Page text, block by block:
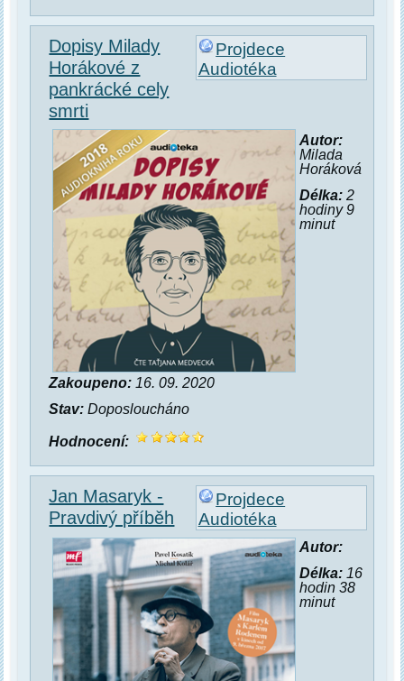
Projdece
Audiotéka
Dopisy Milady
Horákové z
pankrácké cely
smrti
Autor:
Milada
Horáková
Délka:2
hodiny 9
minut
Zakoupeno: 16. 09. 2020
Stav: Doposloucháno
Hodnocení:
Projdece
Audiotéka
Jan Masaryk -
Pravdivý příběh
Autor:
Délka:16
hodin 38
minut